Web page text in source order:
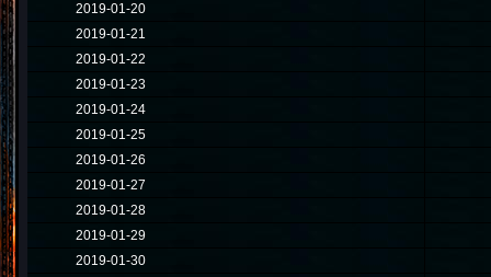
2019-01-20
2019-01-21
2019-01-22
2019-01-23
2019-01-24
2019-01-25
2019-01-26
2019-01-27
2019-01-28
2019-01-29
2019-01-30